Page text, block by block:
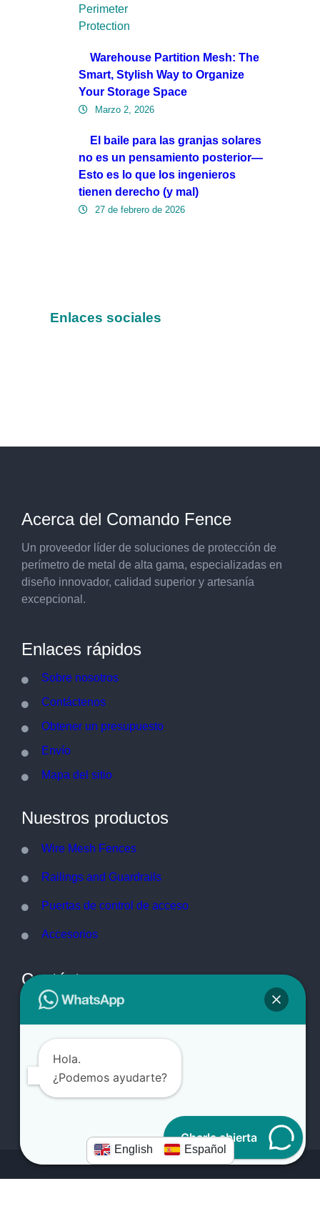
Warehouse Partition Mesh: The
Smart, Stylish Way to Organize
Your Storage Space
Marzo 2, 2026
El baile para las granjas solares
no es un pensamiento posterior—
Esto es lo que los ingenieros
tienen derecho (y mal)
27 de febrero de 2026
Enlaces sociales
Acerca del Comando Fence
Un proveedor líder de soluciones de protección de
perímetro de metal de alta gama, especializadas en
diseño innovador, calidad superior y artesanía
excepcional.
Enlaces rápidos
Sobre nosotros
Contáctenos
Obtener un presupuesto
Envío
Mapa del sitio
Nuestros productos
Wire Mesh Fences
Railings and Guardrails
Puertas de control de acceso
Accesorios
Contáctenos
sales@commandfence.com
WhatsApp:+86 177 0122 6188
No. 8 Xicheng Street, Xicheng Development Zone,
Raoyang County, Hengshui City, Hebei
Province,China.053999
English Español
Hola.
¿Podemos ayudarte?
Charla abierta